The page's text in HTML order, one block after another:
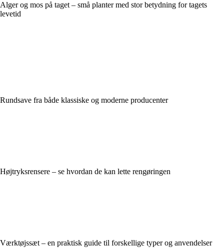
Alger og mos på taget – små planter med stor betydning for tagets
levetid
Rundsave fra både klassiske og moderne producenter
Højtryksrensere – se hvordan de kan lette rengøringen
Værktøjssæt – en praktisk guide til forskellige typer og anvendelser